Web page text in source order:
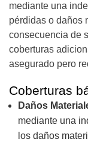
mediante una
pérdidas o daños
consecuencia de
coberturas
asegurado pero
Coberturas
Daños
mediante una
los daños